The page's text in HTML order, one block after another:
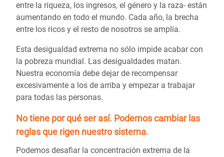
entre la riqueza, los ingresos, el género y la raza- están
aumentando en todo el mundo. Cada año, la brecha
entre los ricos y el resto de nosotros se amplía.
Esta desigualdad extrema no sólo impide acabar con
la pobreza mundial. Las desigualdades matan.
Nuestra economía debe dejar de recompensar
excesivamente a los de arriba y empezar a trabajar
para todas las personas.
No tiene por qué ser así. Podemos cambiar las
reglasque rigen nuestro sistema.
Podemos desafiar la concentración extrema de la